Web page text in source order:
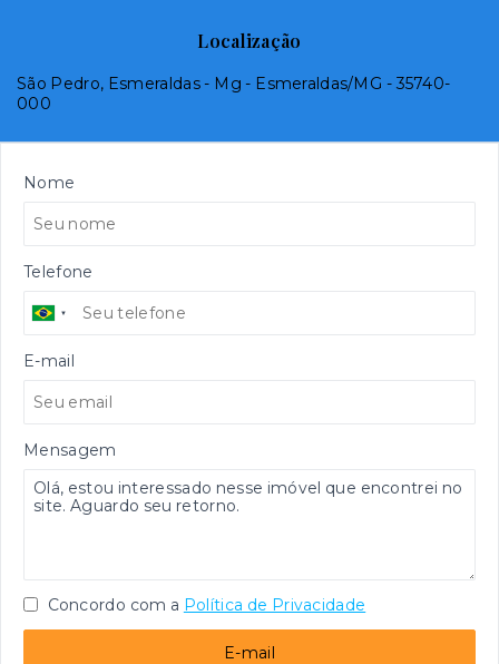
Localização
São Pedro, Esmeraldas - Mg - Esmeraldas/MG - 35740-
000
Nome
Telefone
E-mail
Mensagem
Concordo com a Política de Privacidade
E-mail